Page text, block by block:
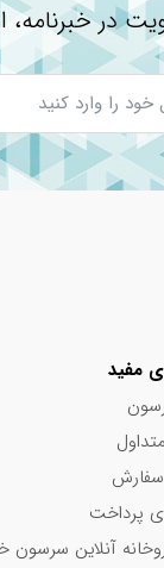
در خبرنامه،
مفید
پرداخت
آنلاین سرسون